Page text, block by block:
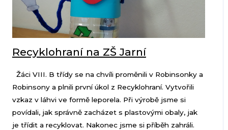
Recyklohraní na ZŠ Jarní
Žáci VIII. B třídy se na chvíli proměnili v Robinsonky a
Robinsony a plnili první úkol z Recyklohraní. Vytvořili
vzkaz v láhvi ve formě leporela. Při výrobě jsme si
povídali, jak správně zacházet s plastovými obaly, jak
je třídit a recyklovat. Nakonec jsme si příběh zahráli.